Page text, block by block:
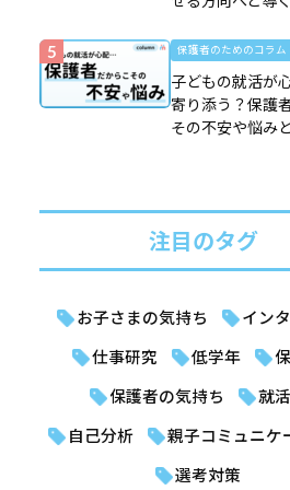
保護者のためのコラム
子どもの就活が
寄り添う？保護
その不安や悩み
注目のタグ
お子さまの気持ち イン
仕事研究 低学年
保護者の気持ち 就
自己分析 親子コミュニケ
選考対策